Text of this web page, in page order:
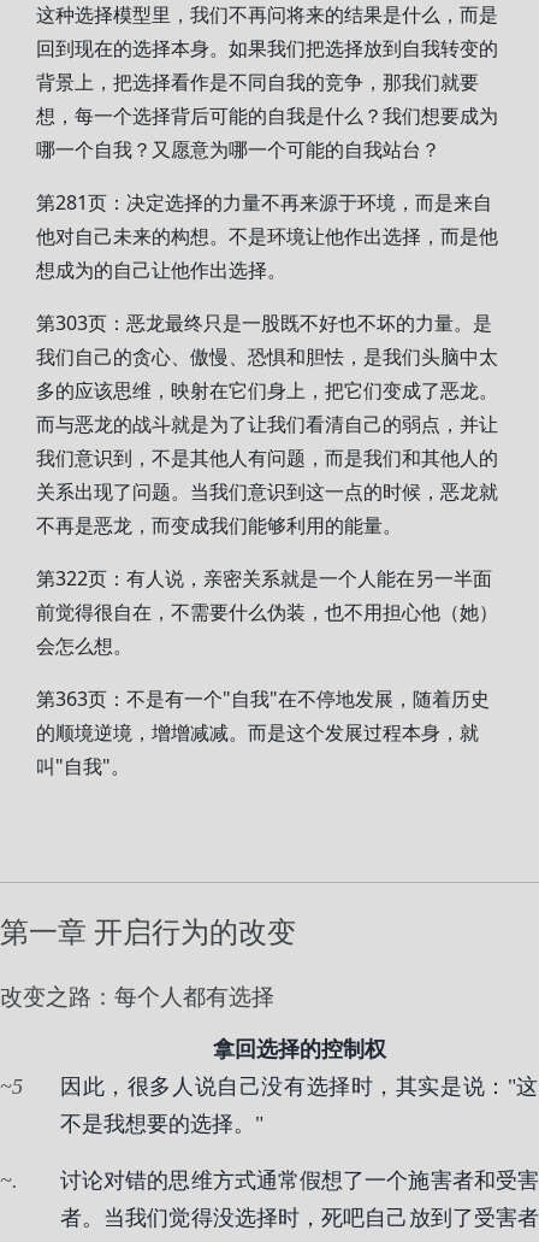
这种选择模型里，我们不再问将来的结果是什么，而是
回到现在的选择本身。如果我们把选择放到自我转变的
背景上，把选择看作是不同自我的竞争，那我们就要
想，每一个选择背后可能的自我是什么？我们想要成为
哪一个自我？又愿意为哪一个可能的自我站台？
第281页：决定选择的力量不再来源于环境，而是来自
他对自己未来的构想。不是环境让他作出选择，而是他
想成为的自己让他作出选择。
第303页：恶龙最终只是一股既不好也不坏的力量。是
我们自己的贪心、傲慢、恐惧和胆怯，是我们头脑中太
多的应该思维，映射在它们身上，把它们变成了恶龙。
而与恶龙的战斗就是为了让我们看清自己的弱点，并让
我们意识到，不是其他人有问题，而是我们和其他人的
关系出现了问题。当我们意识到这一点的时候，恶龙就
不再是恶龙，而变成我们能够利用的能量。
第322页：有人说，亲密关系就是一个人能在另一半面
前觉得很自在，不需要什么伪装，也不用担心他（她）
会怎么想。
第363页：不是有一个"自我"在不停地发展，随着历史
的顺境逆境，增增减减。而是这个发展过程本身，就
叫"自我"。
第一章 开启行为的改变
改变之路：每个人都有选择
拿回选择的控制权
5
因此，很多人说自己没有选择时，其实是说："这
不是我想要的选择。"
.
讨论对错的思维方式通常假想了一个施害者和受害
者。当我们觉得没选择时，死吧自己放到了受害者